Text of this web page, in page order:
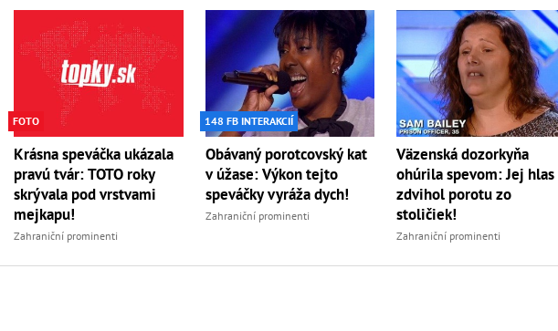
FOTO
Krásna speváčka ukázala
pravú tvár: TOTO roky
skrývala pod vrstvami
mejkapu!
Zahraniční prominenti
148 FB INTERAKCIÍ
Obávaný porotcovský kat
v úžase: Výkon tejto
speváčky vyráža dych!
Zahraniční prominenti
Väzenská dozorkyňa
ohúrila spevom: Jej hlas
zdvihol porotu zo
stoličiek!
Zahraniční prominenti